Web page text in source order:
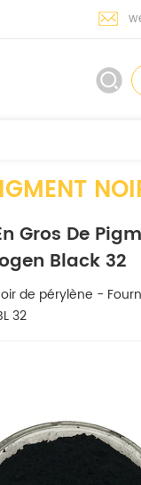
Gros De
Black 32
de pérylène -
32